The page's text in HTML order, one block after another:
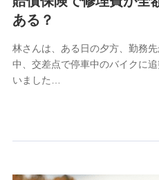
をお送りするため
アンケートの送付のため
当社のサービスや媒体の運営
分析するため
当社の対応品質向上やお問い
個人情報保護管理者の
〒103-0013 東京都中央区
個人情報の第三者提供
ある？
林さんは、ある日の夕方、勤務
中、交差点で停車中のバイクに
いました…